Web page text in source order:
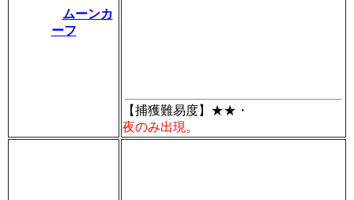
ムーンカ
ーフ
【捕獲難易度】 ★★・
夜のみ出現。